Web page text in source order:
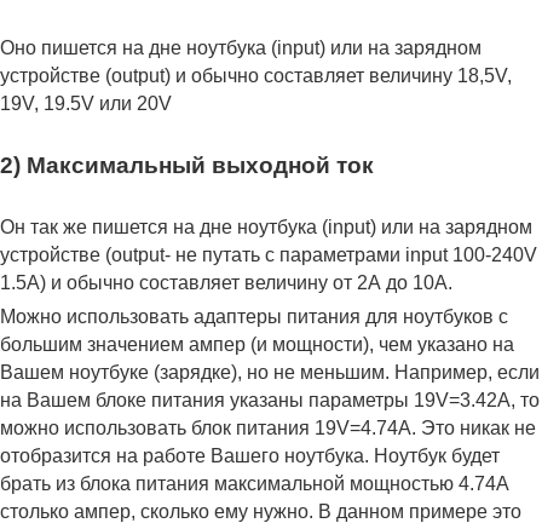
Оно пишется на дне ноутбука (input) или на зарядном
устройстве (output) и обычно составляет величину 18,5V,
19V, 19.5V или 20V
2) Максимальный выходной ток
Он так же пишется на дне ноутбука (input) или на зарядном
устройстве (output- не путать с параметрами input 100-240V
1.5A) и обычно составляет величину от 2А до 10A.
Можно использовать адаптеры питания для ноутбуков с
большим значением ампер (и мощности), чем указано на
Вашем ноутбуке (зарядке), но не меньшим. Например, если
на Вашем блоке питания указаны параметры 19V=3.42A, то
можно использовать блок питания 19V=4.74A. Это никак не
отобразится на работе Вашего ноутбука. Ноутбук будет
брать из блока питания максимальной мощностью 4.74А
столько ампер, сколько ему нужно. В данном примере это